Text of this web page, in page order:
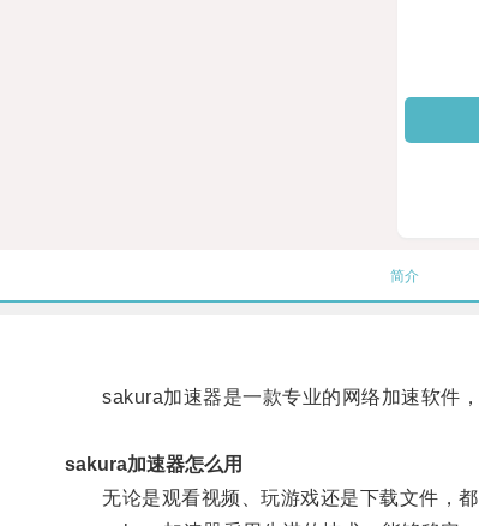
简介
sakura加速器是一款专业的网络加速软件，
sakura加速器怎么用
无论是观看视频、玩游戏还是下载文件，都